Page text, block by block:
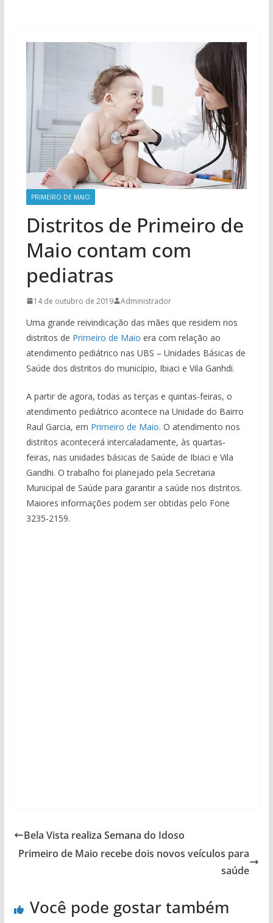
PRIMEIRO DE MAIO
Distritos de Primeiro de
Maio contam com
pediatras
14 de outubro de 2019 Administrador
Uma grande reivindicação das mães que residem nos
distritos de Primeiro de Maio era com relação ao
atendimento pediátrico nas UBS – Unidades Básicas de
Saúde dos distritos do município, Ibiaci e Vila Ganhdi.
A partir de agora, todas as terças e quintas-feiras, o
atendimento pediátrico acontece na Unidade do Bairro
Raul Garcia, em Primeiro de Maio. O atendimento nos
distritos acontecerá intercaladamente, às quartas-
feiras, nas unidades básicas de Saúde de Ibiaci e Vila
Gandhi. O trabalho foi planejado pela Secretaria
Municipal de Saúde para garantir a saúde nos distritos.
Maiores informações podem ser obtidas pelo Fone
3235-2159.
Bela Vista realiza Semana do Idoso
Primeiro de Maio recebe dois novos veículos para
saúde
Você pode gostar também